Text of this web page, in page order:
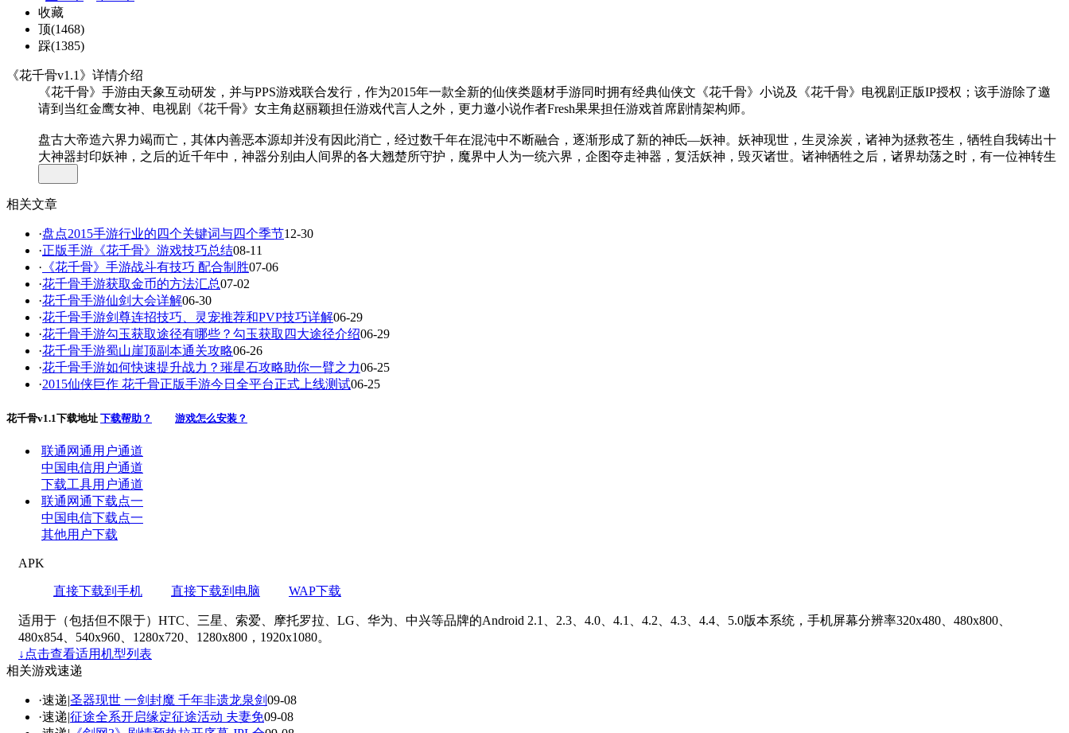
收藏
顶(1468)
踩(1385)
《花千骨v1.1》详情介绍
《花千骨》手游由天象互动研发，并与PPS游戏联合发行，作为2015年一款全新的仙侠类题材手游同时拥有经典仙侠文《花千骨》小说及《花千骨》电视剧正版IP授权；该手游除了邀
请到当红金鹰女神、电视剧《花千骨》女主角赵丽颖担任游戏代言人之外，更力邀小说作者Fresh果果担任游戏首席剧情架构师。
盘古大帝造六界力竭而亡，其体内善恶本源却并没有因此消亡，经过数千年在混沌中不断融合，逐渐形成了新的神氐—妖神。妖神现世，生灵涂炭，诸神为拯救苍生，牺牲自我铸出十
大神器封印妖神，之后的近千年中，神器分别由人间界的各大翘楚所守护，魔界中人为一统六界，企图夺走神器，复活妖神，毁灭诸世。诸神牺牲之后，诸界劫荡之时，有一位神转生
该手游将采用时下最流行的3D引擎开发，有着出色的打击感和丰富的战斗元素，结合酷炫的特效展现，同时完美还原电视剧情，将带给玩家视觉和操作的双重享受。其古卷式的剧情动
相关文章
·盘点2015手游行业的四个关键词与四个季节12-30
·正版手游《花千骨》游戏技巧总结08-11
· 《花千骨》手游战斗有技巧 配合制胜07-06
·花千骨手游获取金币的方法汇总07-02
·花千骨手游仙剑大会详解06-30
·花千骨手游剑尊连招技巧、灵宠推荐和PVP技巧详解06-29
·花千骨手游勾玉获取途径有哪些？勾玉获取四大途径介绍06-29
·花千骨手游蜀山崖顶副本通关攻略06-26
·花千骨手游如何快速提升战力？璀星石攻略助你一臂之力06-25
·2015仙侠巨作 花千骨正版手游今日全平台正式上线测试06-25
花千骨v1.1下载地址 下载帮助？ 游戏怎么安装？
联通网通用户通道
中国电信用户通道
下载工具用户通道
联通网通下载点一
中国电信下载点一
其他用户下载
APK
直接下载到手机 直接下载到电脑 WAP下载
适用于（包括但不限于）HTC、三星、索爱、摩托罗拉、LG、华为、中兴等品牌的Android 2.1、2.3、4.0、4.1、4.2、4.3、4.4、5.0版本系统，手机屏幕分辨率320x480、480x800、
480x854、540x960、1280x720、1280x800，1920x1080。
↓点击查看适用机型列表
相关游戏速递
·速递|圣器现世 一剑封魔 千年非遗龙泉剑09-08
·速递|征途全系开启缘定征途活动 夫妻免09-08